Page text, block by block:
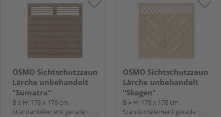
OSMO Sichtschutzzaun
Lärche unbehandelt
"Sumatra"
B x H: 178 x 178 cm,
Standardelement gerade mit
OSMO Sichtschutzzaun
Lärche unbehandelt
"Skagen"
B x H: 178 x 178 cm,
Standardelement gerade mit